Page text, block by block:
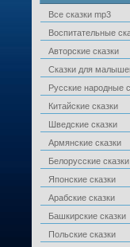
Все сказки mp3
Воспитательные
Авторские сказки
Сказки для
Русские народные
Китайские сказки
Шведские сказки
Армянские сказки
Белорусские сказки
Японские сказки
Арабские сказки
Башкирские сказки
Польские сказки